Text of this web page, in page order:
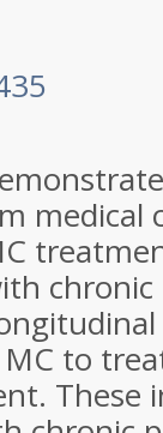
medical
to
These